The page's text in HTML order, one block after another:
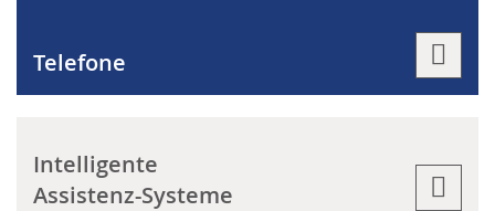
Telefone
Intelligente
Assistenz-Systeme